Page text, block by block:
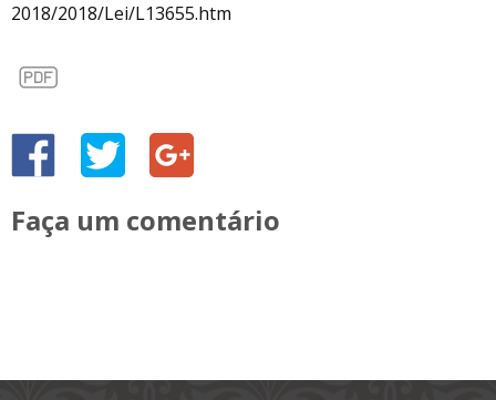
2018/2018/Lei/L13655.htm
Faça um comentário